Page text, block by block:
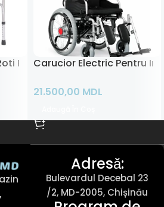
Premergator
Carucior Electric Pentru
21.500,00 MDL
Adresǎ:
Bulevardul Decebal 23
/2, MD-2005, Chișinău